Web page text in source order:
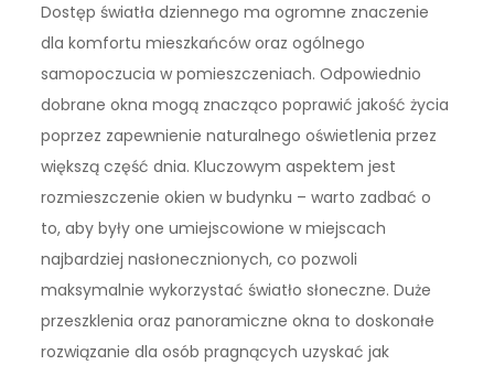
Dostęp światła dziennego ma ogromne znaczenie
dla komfortu mieszkańców oraz ogólnego
samopoczucia w pomieszczeniach. Odpowiednio
dobrane okna mogą znacząco poprawić jakość życia
poprzez zapewnienie naturalnego oświetlenia przez
większą część dnia. Kluczowym aspektem jest
rozmieszczenie okien w budynku – warto zadbać o
to, aby były one umiejscowione w miejscach
najbardziej nasłonecznionych, co pozwoli
maksymalnie wykorzystać światło słoneczne. Duże
przeszklenia oraz panoramiczne okna to doskonałe
rozwiązanie dla osób pragnących uzyskać jak